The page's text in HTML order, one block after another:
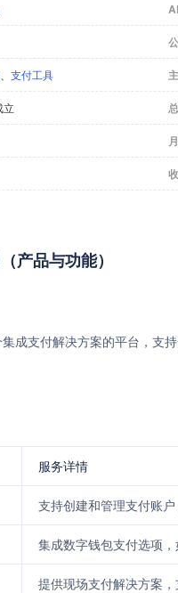
支付工具
立
产品与功能）
成支付解决方案的平台，支
服务详情
支持创建和管理支付账户
集成数字钱包支付选项
提供现场支付解决方案，